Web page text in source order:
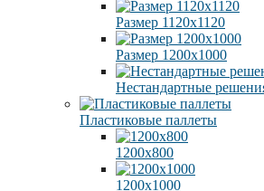
Размер 1120х1120
Размер 1200х1000
Нестандартные
Пластиковые паллеты
1200х800
1200х1000